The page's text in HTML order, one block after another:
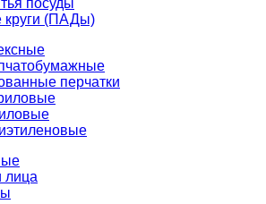
круги (ПАДы)
перчатки
лица